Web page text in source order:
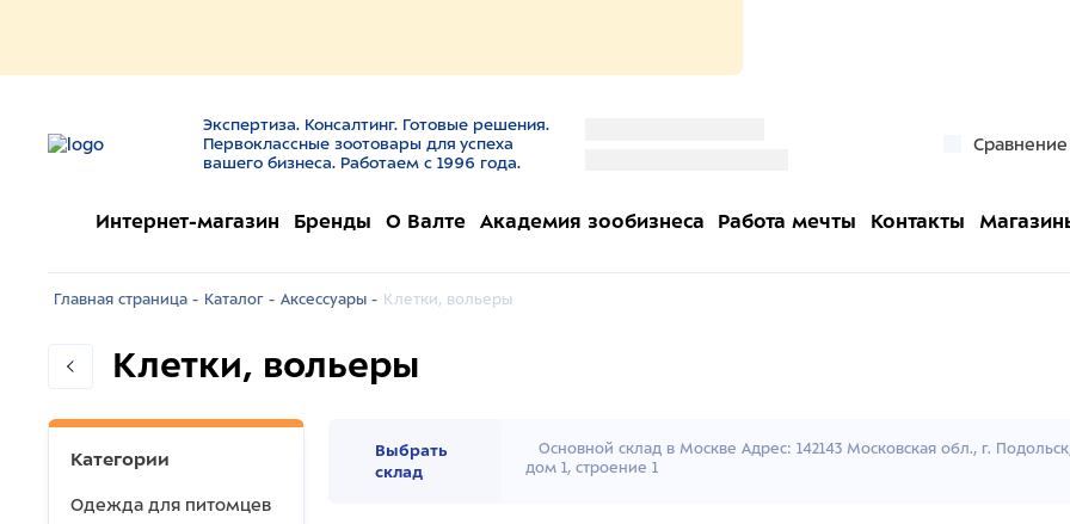
Экспертиза. Консалтинг. Готовые решения.
Первоклассные зоотовары для успеха
вашего бизнеса. Работаем с 1996 года.
Сравнение
Интернет-магазин Бренды О Валте Академия зообизнеса Работа мечты Контакты
Главная страница - Каталог - Аксессуары - Клетки, вольеры
Клетки, вольеры
Категории
Одежда для питомцев
Выбрать
склад
Основной склад в Москве Адрес: 142143 Московская обл., г.
дом 1, строение 1